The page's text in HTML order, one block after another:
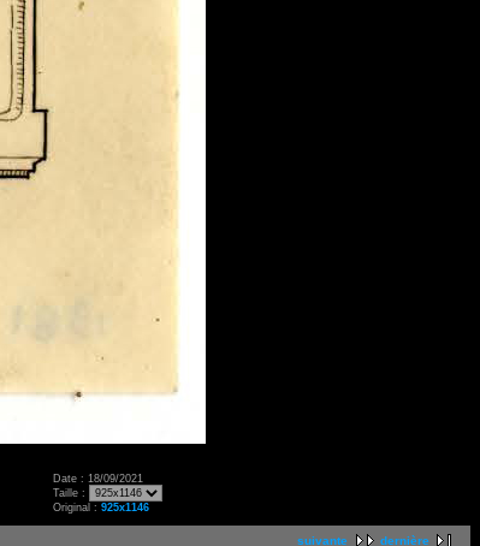
Date : 18/09/2021
Taille :
Original : 925x1146
suivante dernière